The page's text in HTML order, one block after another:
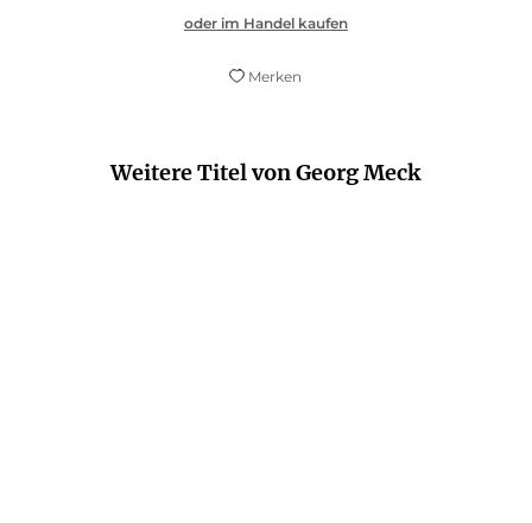
oder im Handel kaufen
Merken
Weitere Titel von Georg Meck